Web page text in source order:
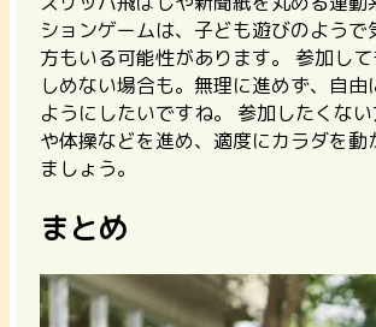
ションゲームは、子ども遊びのようで
方もいる可能性があります。 参加し
しめない場合も。無理に進めず、自由
ようにしたいですね。 参加したくな
や体操などを進め、適度にカラダを動
ましょう。
まとめ